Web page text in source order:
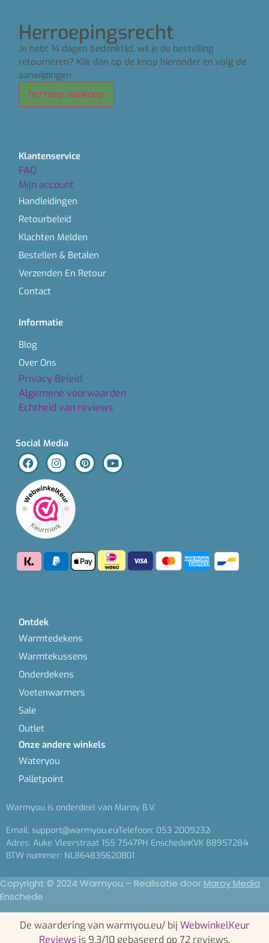
Herroepingsrecht
Je hebt 14 dagen bedenktijd, wil je de bestelling
retourneren? Klik dan op de knop hieronder en volg de
aanwijzingen.
herroep aankoop
Klantenservice
FAQ
Mijn account
Handleidingen
Retourbeleid
Klachten Melden
Bestellen & Betalen
Verzenden En Retour
Contact
Informatie
Blog
Over Ons
Privacy Beleid
Algemene voorwaarden
Echtheid van reviews
Social Media
Ontdek
Warmtedekens
Warmtekussens
Onderdekens
Voetenwarmers
Sale
Outlet
Onze andere winkels
Wateryou
Palletpoint
Warmyou is onderdeel van Maroy B.V.
Email: support@warmyou.euTelefoon: 053 2009232
Adres: Auke Vleerstraat 155 7547PH EnschedeKVK 88957284
BTW nummer: NL864835620B01
Copyright © 2024 Warmyou – Realisatie doorMaroy Media
Enschede
De waardering van warmyou.eu/ bij WebwinkelKeur
Reviews is 9.3/10 gebaseerd op 72 reviews.